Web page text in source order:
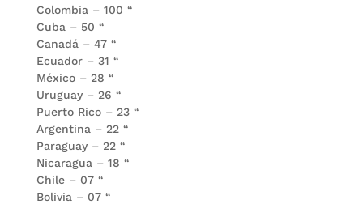
Colombia – 100 “
Cuba – 50 “
Canadá – 47 “
Ecuador – 31 “
México – 28 “
Uruguay – 26 “
Puerto Rico – 23 “
Argentina – 22 “
Paraguay – 22 “
Nicaragua – 18 “
Chile – 07 “
Bolivia – 07 “